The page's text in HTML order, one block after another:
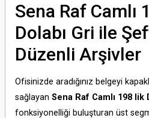
Sena Raf Camlı
Dolabı Gri ile
Düzenli Arşivler
Ofisinizde aradığınız belgeyi
sağlayan Sena Raf Camlı 198 lik
fonksiyonelliği buluşturan üst